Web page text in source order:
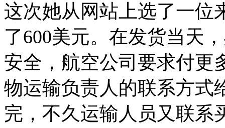
这次她从网站上选了一位
了600美元。在发货当天
安全，航空公司要求付更
物运输负责人的联系方式
完，不久运输人员又联系